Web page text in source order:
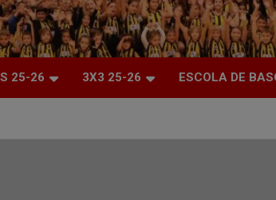
25-26 3X3 25-26 ESCOLA DE